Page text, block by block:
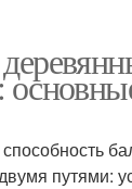
путями: